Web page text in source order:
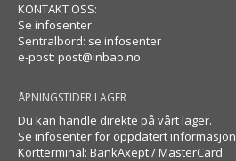
KONTAKT OSS:
Se infosenter
Sentralbord: se infosenter
e-post: post@inbao.no
ÅPNINGSTIDER LAGER
Du kan handle direkte på vårt lager.
Se infosenter for oppdatert informasjon
Kortterminal: BankAxept / MasterCard